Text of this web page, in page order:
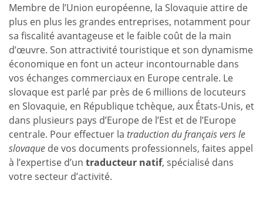
Membre de l’Union européenne, la Slovaquie attire de
plus en plus les grandes entreprises, notamment pour
sa fiscalité avantageuse et le faible coût de la main
d’œuvre. Son attractivité touristique et son dynamisme
économique en font un acteur incontournable dans
vos échanges commerciaux en Europe centrale. Le
slovaque est parlé par près de 6 millions de locuteurs
en Slovaquie, en République tchèque, aux États-Unis, et
dans plusieurs pays d’Europe de l’Est et de l’Europe
centrale. Pour effectuer la traduction du français vers le
slovaque de vos documents professionnels, faites appel
à l’expertise d’un traducteur natif, spécialisé dans
votre secteur d’activité.